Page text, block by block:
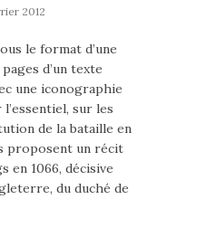
2012
le format d’une
d’un texte
une iconographie
sur les
de la bataille en
proposent un récit
en 1066, décisive
du duché de